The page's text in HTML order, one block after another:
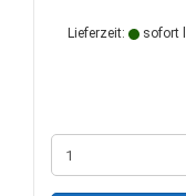
Lieferzeit: sofort